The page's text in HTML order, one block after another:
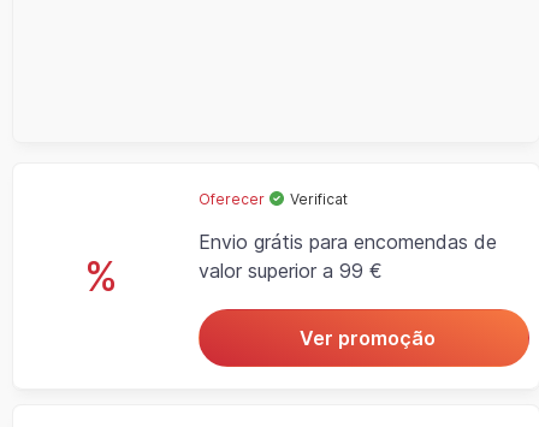
%
Oferecer Verificat
Envio grátis para encomendas de
valor superior a 99 €
Ver promoção